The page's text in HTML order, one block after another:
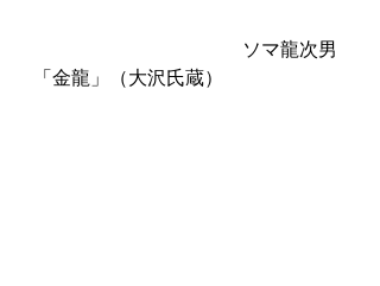
ソマ龍次男
「金龍」（大沢氏蔵）